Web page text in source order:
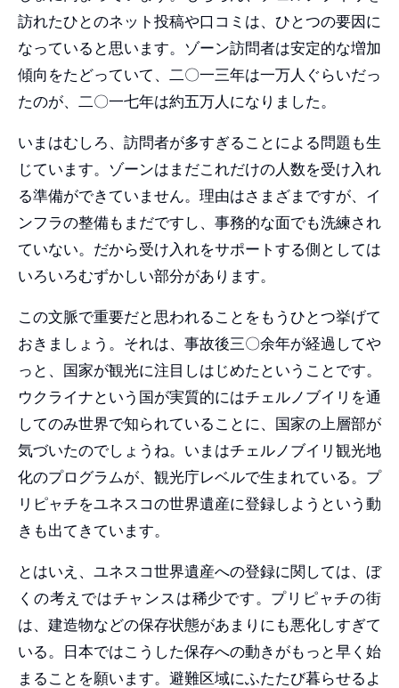
訪れたひとのネット投稿や口コミは、ひとつの要因に
なっていると思います。ゾーン訪問者は安定的な増加
傾向をたどっていて、二〇一三年は一万人ぐらいだっ
たのが、二〇一七年は約五万人になりました。
いまはむしろ、訪問者が多すぎることによる問題も生
じています。ゾーンはまだこれだけの人数を受け入れ
る準備ができていません。理由はさまざまですが、イ
ンフラの整備もまだですし、事務的な面でも洗練され
ていない。だから受け入れをサポートする側としては
いろいろむずかしい部分があります。
この文脈で重要だと思われることをもうひとつ挙げて
おきましょう。それは、事故後三〇余年が経過してや
っと、国家が観光に注目しはじめたということです。
ウクライナという国が実質的にはチェルノブイリを通
してのみ世界で知られていることに、国家の上層部が
気づいたのでしょうね。いまはチェルノブイリ観光地
化のプログラムが、観光庁レベルで生まれている。プ
リピャチをユネスコの世界遺産に登録しようという動
きも出てきています。
とはいえ、ユネスコ世界遺産への登録に関しては、ぼ
くの考えではチャンスは稀少です。プリピャチの街
は、建造物などの保存状態があまりにも悪化しすぎて
いる。日本ではこうした保存への動きがもっと早く始
まることを願います。避難区域にふたたび暮らせるよ